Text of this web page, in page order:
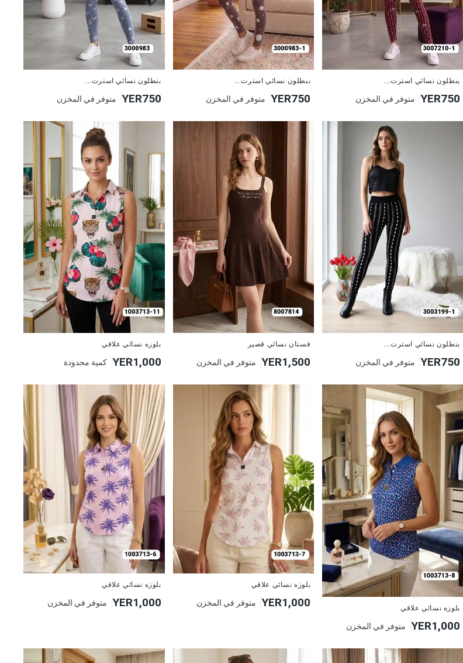
بنطلون نسائي استرت...
YER750 متوفر في المخزن
بنطلون نسائي استرت...
YER750 متوفر في المخزن
بنطلون نسائي استرت...
YER750 متوفر في المخزن
بنطلون نسائي استرت...
YER750 متوفر في المخزن
فستان نسائي قصير
YER1,500 متوفر في المخزن
بلوزه نسائي علاقي
YER1,000 كمية محدودة
بلوزه نسائي علاقي
YER1,000 متوفر في المخزن
بلوزه نسائي علاقي
YER1,000 متوفر في المخزن
بلوزه نسائي علاقي
YER1,000 متوفر في المخزن